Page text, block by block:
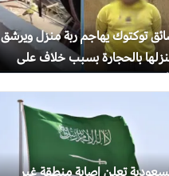
توكتوك يهاجم ربة منزل ويرشق
بالحجارة بسبب خلاف على
تعلن إصابة منطقة غير